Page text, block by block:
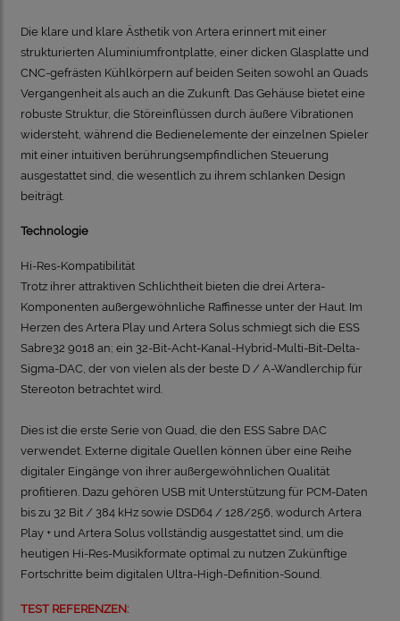
Die klare und klare Ästhetik von Artera erinnert mit einer
strukturierten Aluminiumfrontplatte, einer dicken Glasplatte und
CNC-gefrästen Kühlkörpern auf beiden Seiten sowohl an Quads
Vergangenheit als auch an die Zukunft. Das Gehäuse bietet eine
robuste Struktur, die Störeinflüssen durch äußere Vibrationen
widersteht, während die Bedienelemente der einzelnen Spieler
mit einer intuitiven berührungsempfindlichen Steuerung
ausgestattet sind, die wesentlich zu ihrem schlanken Design
beiträgt.
Technologie
Hi-Res-Kompatibilität
Trotz ihrer attraktiven Schlichtheit bieten die drei Artera-
Komponenten außergewöhnliche Raffinesse unter der Haut. Im
Herzen des Artera Play und Artera Solus schmiegt sich die ESS
Sabre32 9018 an; ein 32-Bit-Acht-Kanal-Hybrid-Multi-Bit-Delta-
Sigma-DAC, der von vielen als der beste D / A-Wandlerchip für
Stereoton betrachtet wird.
Dies ist die erste Serie von Quad, die den ESS Sabre DAC
verwendet. Externe digitale Quellen können über eine Reihe
digitaler Eingänge von ihrer außergewöhnlichen Qualität
profitieren. Dazu gehören USB mit Unterstützung für PCM-Daten
bis zu 32 Bit / 384 kHz sowie DSD64 / 128/256, wodurch Artera
Play + und Artera Solus vollständig ausgestattet sind, um die
heutigen Hi-Res-Musikformate optimal zu nutzen Zukünftige
Fortschritte beim digitalen Ultra-High-Definition-Sound.
TEST REFERENZEN: